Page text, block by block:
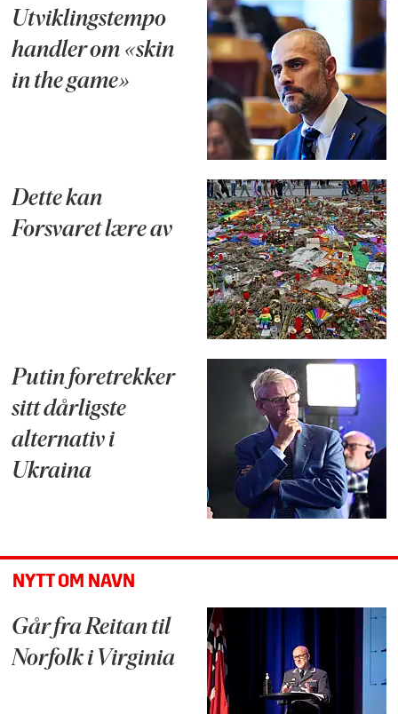
Utviklingstempo
handler om «skin
in the game»
Dette kan
Forsvaret lære av
Putin foretrekker
sitt dårligste
alternativ i
Ukraina
NYTT OM NAVN
Går fra Reitan til
Norfolk i Virginia